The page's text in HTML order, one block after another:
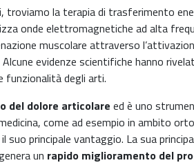
la terapia di trasferimento
onde elettromagnetiche ad alta
muscolare attraverso
evidenze scientifiche hanno
funzionalità degli arti.
del dolore articolare ed è uno
come ad esempio in ambito
suo principale vantaggio. La sua
un rapido miglioramento del